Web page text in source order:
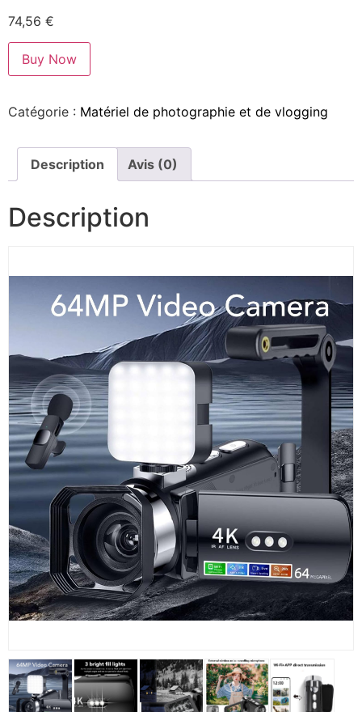
74,56 €
Buy Now
Catégorie : Matériel de photographie et de vlogging
Description Avis (0)
Description